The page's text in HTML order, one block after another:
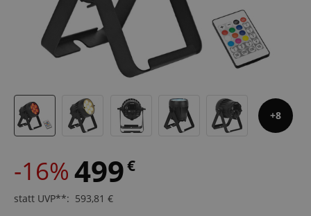
8
-16%499€
statt UVP**: 593,81 €